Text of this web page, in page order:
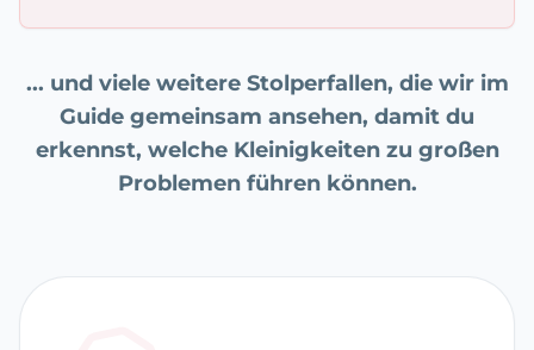
... und viele weitere Stolperfallen, die wir im
Guide gemeinsam ansehen, damit du
erkennst, welche Kleinigkeiten zu großen
Problemen führen können.